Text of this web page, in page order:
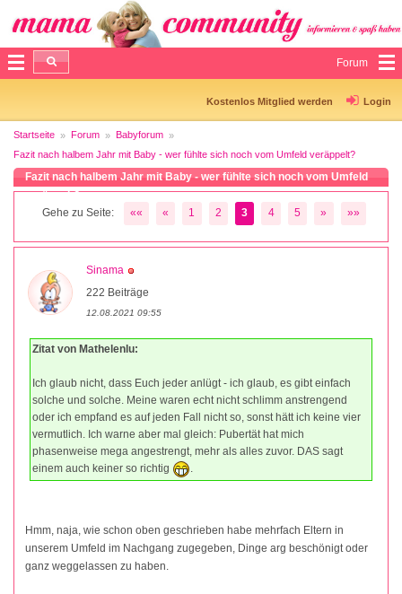
Forum
Kostenlos Mitglied werden Login
Startseite Forum
Babyforum
Fazit nach halbem Jahr mit Baby - wer fühlte sich noch vom Umfeld veräppelt?
Fazit nach halbem Jahr mit Baby - wer fühlte sich noch vom Umfeld
veräppelt?
Gehe zu Seite:
«« « 1 2 3 4 5 » »»
Sinama
222 Beiträge
12.08.2021 09:55
Zitat von Mathelenlu:
Ich glaub nicht, dass Euch jeder anlügt - ich glaub, es gibt einfach
solche und solche. Meine waren echt nicht schlimm anstrengend
oder ich empfand es auf jeden Fall nicht so, sonst hätt ich keine vier
vermutlich. Ich warne aber mal gleich: Pubertät hat mich
phasenweise mega angestrengt, mehr als alles zuvor. DAS sagt
einem auch keiner so richtig
Hmm, naja, wie schon oben geschrieben habe mehrfach Eltern in
unserem Umfeld im Nachgang zugegeben, Dinge arg beschönigt oder
ganz weggelassen zu haben.